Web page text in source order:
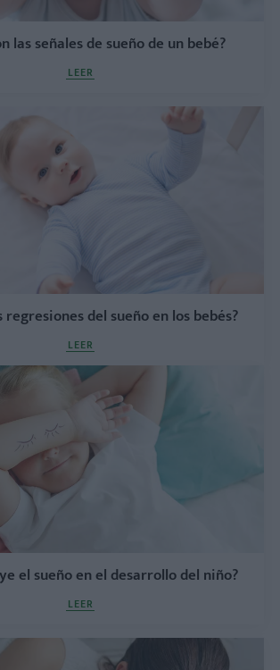
las señales de sueño de un bebé?
LEER
regresiones del sueño en los bebés?
LEER
el sueño en el desarrollo del niño?
LEER